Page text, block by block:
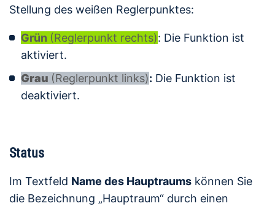
Stellung des weißen Reglerpunktes:
Grün (Reglerpunkt rechts): Die Funktion ist
aktiviert.
Grau (Reglerpunkt links): Die Funktion ist
deaktiviert.
Status
Im Textfeld Name des Hauptraums können Sie
die Bezeichnung „Hauptraum“ durch einen